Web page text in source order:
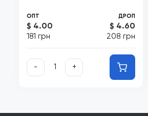
ОПТ
$ 4.00
181 грн
ДРОП
$ 4.60
208 грн
- +